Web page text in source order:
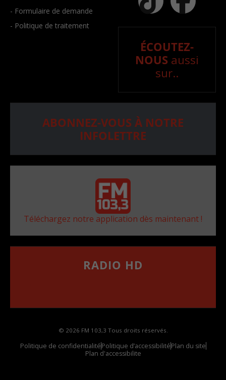
- Formulaire de demande
- Politique de traitement
ÉCOUTEZ-
NOUS aussi
sur..
ABONNEZ-VOUS À NOTRE
INFOLETTRE
Téléchargez notre application dès maintenant !
RADIO HD
© 2026 FM 103,3 Tous droits réservés.
Politique de confidentialitéPolitique d’accessibilitéPlan du site
Plan d'accessibilite